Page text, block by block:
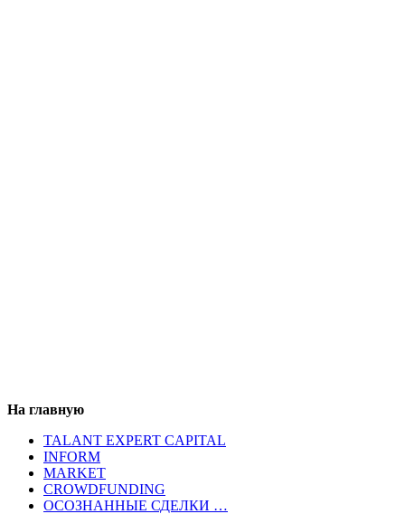
На главную
TALANT EXPERT CAPITAL
INFORM
MARKET
CROWDFUNDING
ОСОЗНАННЫЕ СДЕЛКИ …